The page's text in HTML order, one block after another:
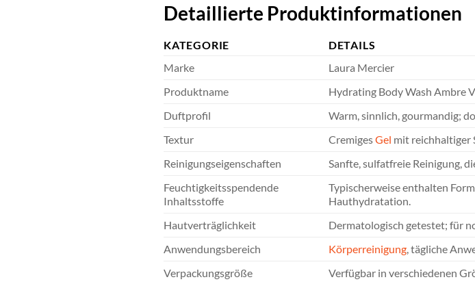
Detaillierte Produktinformationen
KATEGORIE
DETAILS
Marke
Laura Mercier
Produktname
Hydrating Body Wash Ambre
Duftprofil
Warm, sinnlich, gourmandig;
Textur
CremigesGel mit reichhaltiger
Reinigungseigenschaften
Sanfte, sulfatfreie Reinigung,
Feuchtigkeitsspendende
Inhaltsstoffe
Typischerweise enthalten
Hauthydratation.
Hautverträglichkeit
Dermatologisch getestet; für
Anwendungsbereich
Körperreinigung, tägliche
Verpackungsgröße
Verfügbar in verschiedenen